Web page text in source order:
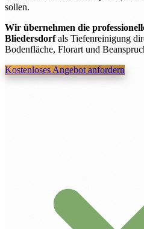
sollen.
Wir übernehmen die
Bliedersdorfals Tiefenreinigung
Bodenfläche, Florart und
Kostenloses Angebot anfordern